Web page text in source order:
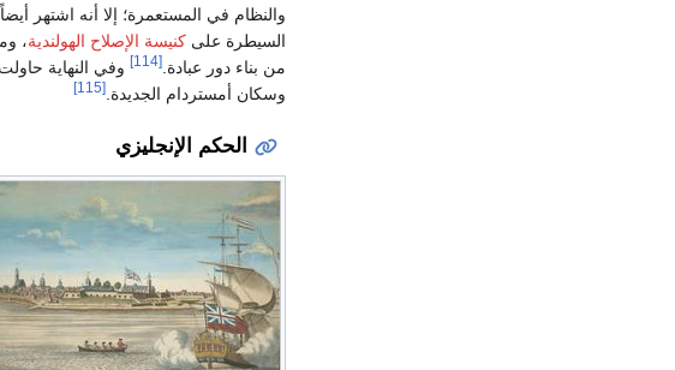
والنظام في المستعمرة؛ إلا أنه اشتهر
السيطرة على كنيسة الإصلاح الهولندية،
من بناء دور عبادة. [114]
وفي النهاية
وسكان أمستردام الجديدة. [115]
الحكم الإنجليزي